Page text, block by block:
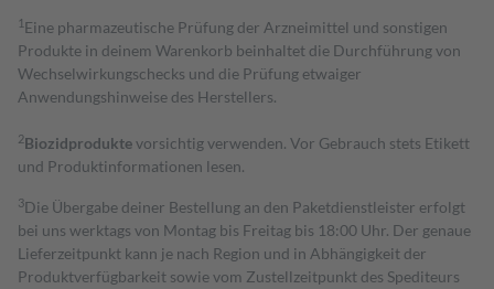
1 Eine pharmazeutische Prüfung der Arzneimittel und sonstigen
Produkte in deinem Warenkorb beinhaltet die Durchführung von
Wechselwirkungschecks und die Prüfung etwaiger
Anwendungshinweise des Herstellers.
2Biozidproduktevorsichtig verwenden. Vor Gebrauch stets Etikett
und Produktinformationen lesen.
3Die Übergabe deiner Bestellung an den Paketdienstleister erfolgt
bei uns werktags von Montag bis Freitag bis 18:00 Uhr. Der genaue
Lieferzeitpunkt kann je nach Region und in Abhängigkeit der
Produktverfügbarkeit sowie vom Zustellzeitpunkt des Spediteurs